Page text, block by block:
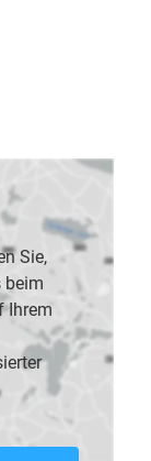
Sie,
beim
Ihrem